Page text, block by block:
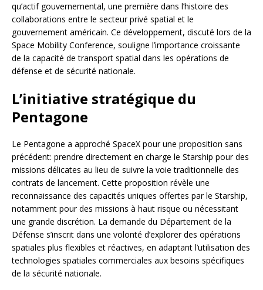
qu’actif gouvernemental, une première dans l’histoire des
collaborations entre le secteur privé spatial et le
gouvernement américain. Ce développement, discuté lors de la
Space Mobility Conference, souligne l’importance croissante
de la capacité de transport spatial dans les opérations de
défense et de sécurité nationale.
L’initiative stratégique du
Pentagone
Le Pentagone a approché SpaceX pour une proposition sans
précédent: prendre directement en charge le Starship pour des
missions délicates au lieu de suivre la voie traditionnelle des
contrats de lancement. Cette proposition révèle une
reconnaissance des capacités uniques offertes par le Starship,
notamment pour des missions à haut risque ou nécessitant
une grande discrétion. La demande du Département de la
Défense s’inscrit dans une volonté d’explorer des opérations
spatiales plus flexibles et réactives, en adaptant l’utilisation des
technologies spatiales commerciales aux besoins spécifiques
de la sécurité nationale.